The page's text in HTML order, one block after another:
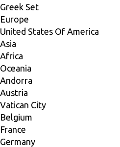
Greek Set
Europe
United States Of America
Asia
Africa
Oceania
Andorra
Austria
Vatican City
Belgium
France
Germany